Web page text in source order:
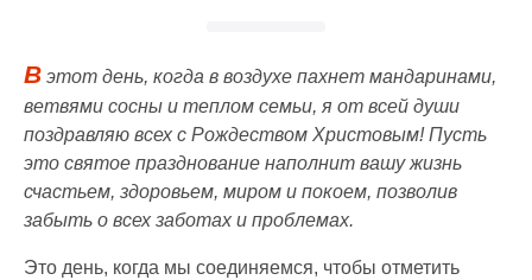
В этот день, когда в воздухе пахнет мандаринами,
ветвями сосны и теплом семьи, я от всей души
поздравляю всех с Рождеством Христовым! Пусть
это святое празднование наполнит вашу жизнь
счастьем, здоровьем, миром и покоем, позволив
забыть о всех заботах и проблемах.
Это день, когда мы соединяемся, чтобы отметить